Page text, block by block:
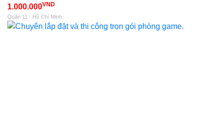
1.000.000VND
Quận 11 - Hồ Chí Minh